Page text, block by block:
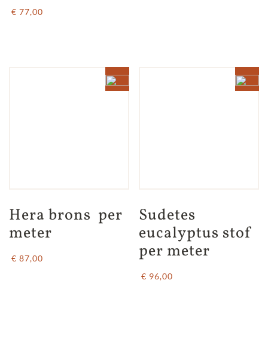
€ 77,00
Hera brons  per
meter
€ 87,00
Sudetes
eucalyptus stof
per meter
€ 96,00